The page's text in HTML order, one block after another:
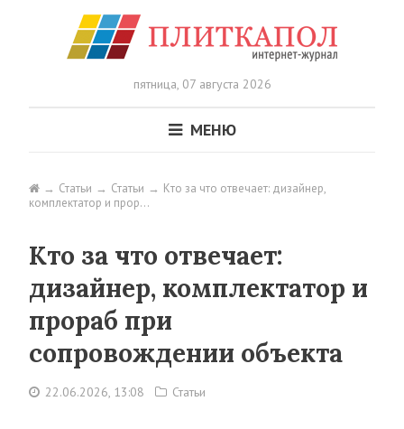
пятница,07 августа 2026
МЕНЮ
Статьи Статьи
Кто за что отвечает: дизайнер,
комплектатор и прор…
Кто за что отвечает:
дизайнер, комплектатор и
прораб при
сопровождении объекта
22.06.2026, 13:08 Статьи